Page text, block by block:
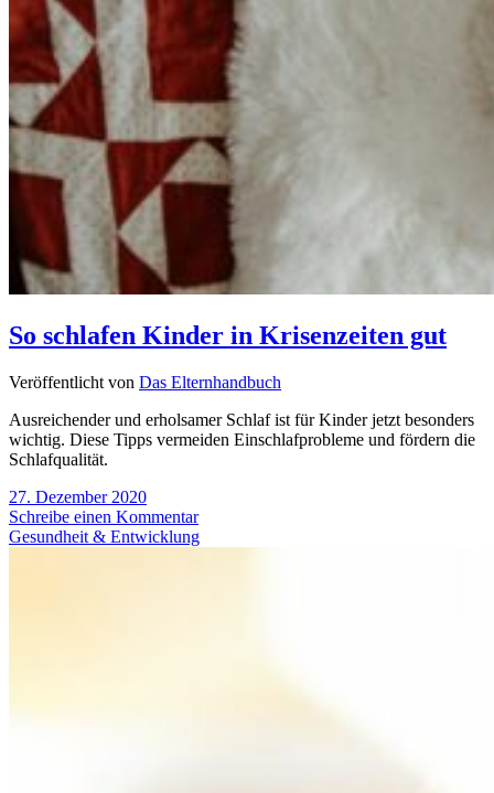
So schlafen Kinder in Krisenzeiten gut
Veröffentlicht von Das Elternhandbuch
Ausreichender und erholsamer Schlaf ist für Kinder jetzt besonders
wichtig. Diese Tipps vermeiden Einschlafprobleme und fördern die
Schlafqualität.
27. Dezember 2020
Schreibe einen Kommentar
Gesundheit & Entwicklung